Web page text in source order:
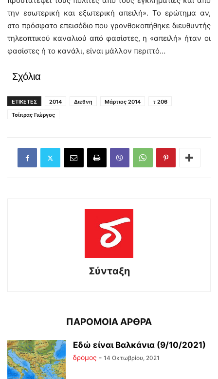
την εσωτερική και εξωτερική απειλή». Το ερώτημα αν,
στο πρόσφατο επεισόδιο που γρονθοκοπήθηκε διευθυντής
τηλεοπτικού καναλιού από φασίστες, η «απειλή» ήταν οι
φασίστες ή το κανάλι, είναι μάλλον περιττό…
Σχόλια
ΕΤΙΚΕΤΕΣ 2014 Διεθνη Μάρτιος 2014
τ 206
Τσίπρας Γιώργος
Σύνταξη
ΠΑΡΟΜΟΙΑ ΑΡΘΡΑ
Εδώ είναι Βαλκάνια (9/10/2021)
δρόμος - 14 Οκτωβρίου, 2021